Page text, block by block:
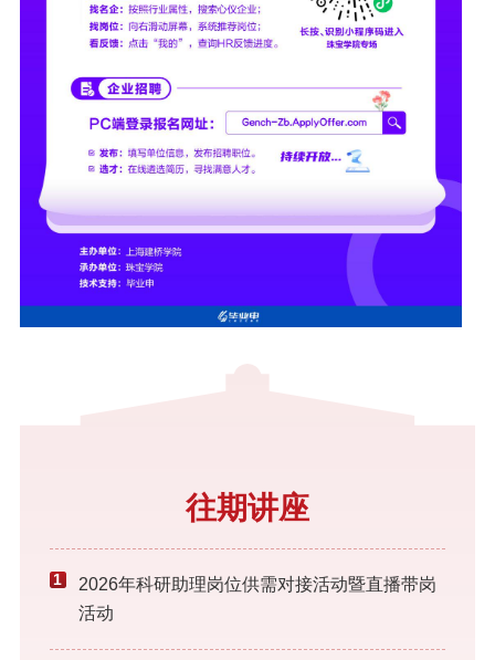
往期讲座
1
2026年科研助理岗位供需对接活动暨直播带岗
活动